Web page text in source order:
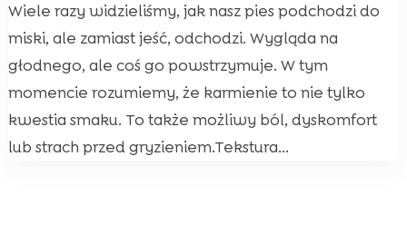
Wiele razy widzieliśmy, jak nasz pies podchodzi do
miski, ale zamiast jeść, odchodzi. Wygląda na
głodnego, ale coś go powstrzymuje. W tym
momencie rozumiemy, że karmienie to nie tylko
kwestia smaku. To także możliwy ból, dyskomfort
lub strach przed gryzieniem.Tekstura...